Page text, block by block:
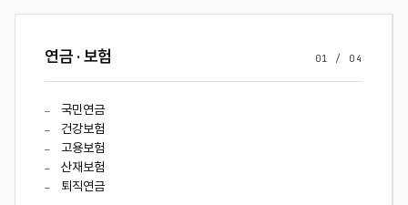
연금 · 보험 01 / 04
— 국민연금
— 건강보험
— 고용보험
— 산재보험
— 퇴직연금